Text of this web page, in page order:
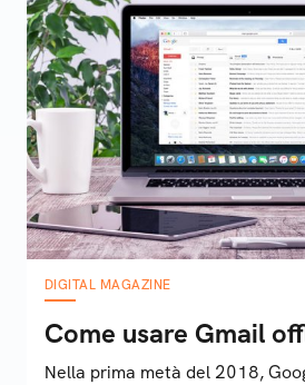
DIGITAL MAGAZINE
Come usare Gmail
Nella prima metà del 2018,